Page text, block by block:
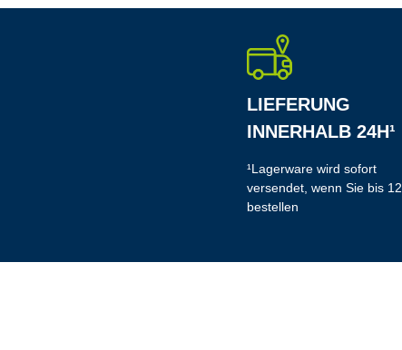
LIEFERUNG
INNERHALB 24H¹
¹Lagerware wird sofort
versendet, wenn Sie bis
bestellen